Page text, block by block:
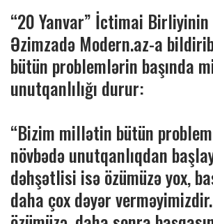
“20 Yanvar” İctimai
Əzimzadə Modern.az-a
bütün problemlərin başında
unutqanlılığı durur:
“Bizim millətin bütün
növbədə unutqanlıqdan
dəhşətlisi isə özümüzə yox,
daha çox dəyər